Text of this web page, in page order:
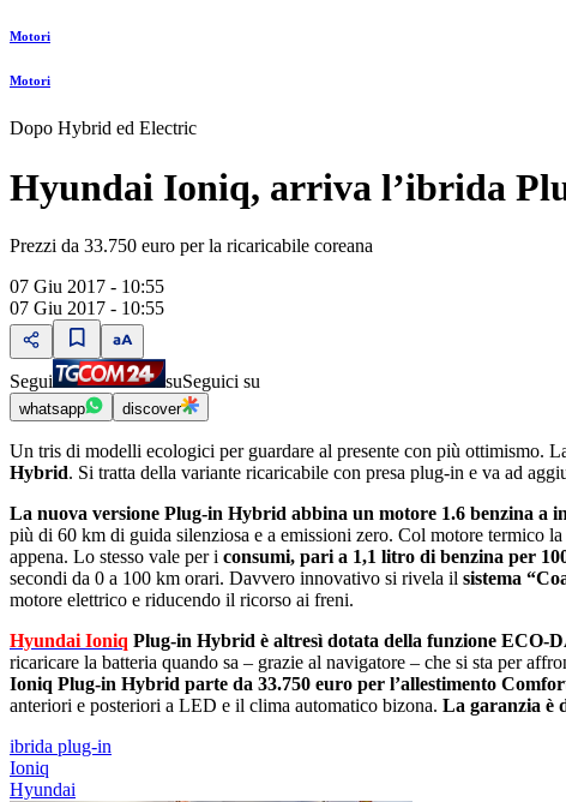
Motori
Motori
Dopo Hybrid ed Electric
Hyundai Ioniq, arriva lʼibrida
Prezzi da 33.750 euro per la ricaricabile coreana
07 Giu 2017 - 10:55
07 Giu 2017 - 10:55
Segui suSeguici su
whatsapp discover
Un tris di modelli ecologici per guardare al presente con più ottimismo.
Hybrid. Si tratta della variante ricaricabile con presa plug-in e va ad
La nuova versione Plug-in Hybrid abbina un motore 1.6 benzina a
più di 60 km di guida silenziosa e a emissioni zero. Col motore termico
appena. Lo stesso vale per i consumi, pari a 1,1 litro di benzina per
secondi da 0 a 100 km orari. Davvero innovativo si rivela il sistema
motore elettrico e riducendo il ricorso ai freni.
Hyundai Ioniq Plug-in Hybrid è altresì dotata della funzione ECO-
ricaricare la batteria quando sa ‒ grazie al navigatore ‒ che si sta per
Ioniq Plug-in Hybrid parte da 33.750 euro per lʼallestimento
anteriori e posteriori a LED e il clima automatico bizona. La garanzia è
ibrida plug-in
Ioniq
Hyundai